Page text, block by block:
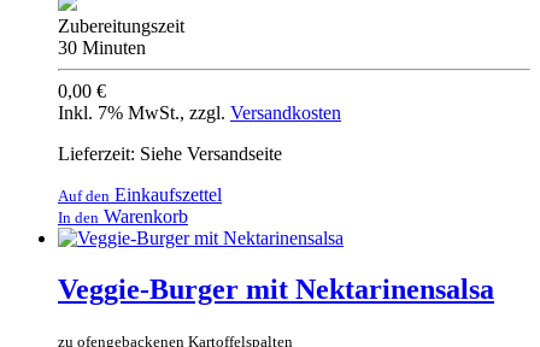
Zubereitungszeit
30 Minuten
0,00 €
Inkl. 7% MwSt., zzgl. Versandkosten
Lieferzeit: Siehe Versandseite
Auf den Einkaufszettel
In den Warenkorb
Veggie-Burger mit Nektarinensalsa
zu ofengebackenen Kartoffelspalten